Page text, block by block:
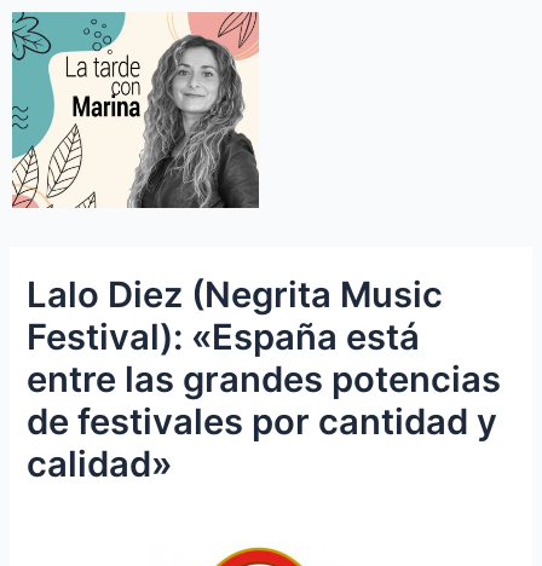
Lalo Diez (Negrita Music
Festival): «España está
entre las grandes potencias
de festivales por cantidad y
calidad»